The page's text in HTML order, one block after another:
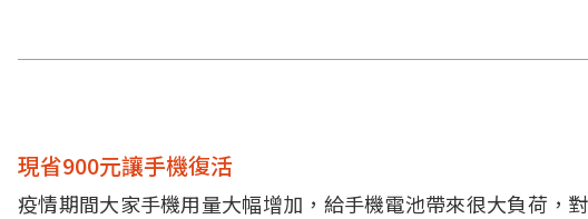
現省900元讓手機復活
疫情期間大家手機用量大幅增加，給手機電池帶來很大負荷，